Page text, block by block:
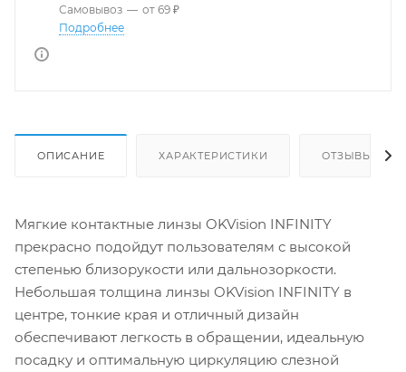
Самовывоз — от 69 ₽
Подробнее
ОПИСАНИЕ ХАРАКТЕРИСТИКИ ОТЗЫВЫ
Мягкие контактные линзы OKVision INFINITY
прекрасно подойдут пользователям с высокой
степенью близорукости или дальнозоркости.
Небольшая толщина линзы OKVision INFINITY в
центре, тонкие края и отличный дизайн
обеспечивают легкость в обращении, идеальную
посадку и оптимальную циркуляцию слезной